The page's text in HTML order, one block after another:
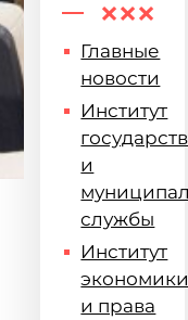
Главные
новости
Институт
и
службы
Институт
и права